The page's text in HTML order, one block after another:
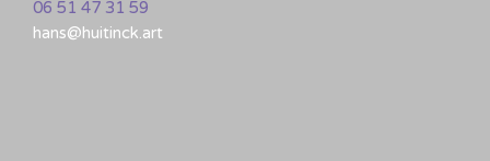
06 51 47 31 59
hans@huitinck.art